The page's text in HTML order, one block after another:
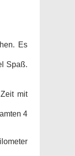
Es
Spaß.
mit
4